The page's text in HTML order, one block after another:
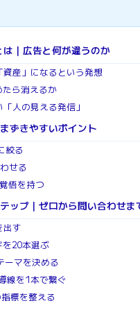
｜広告と何が違うのか
産」になるという発想
ら消えるか
人の見える発信」
ずきやすいポイント
絞る
せる
悟を持つ
ップ｜ゼロから問い合わせま
出す
を20本選ぶ
ーマを決める
線を1本で繋ぐ
標を整える